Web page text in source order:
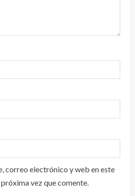
correo electrónico y web en este
vez que comente.